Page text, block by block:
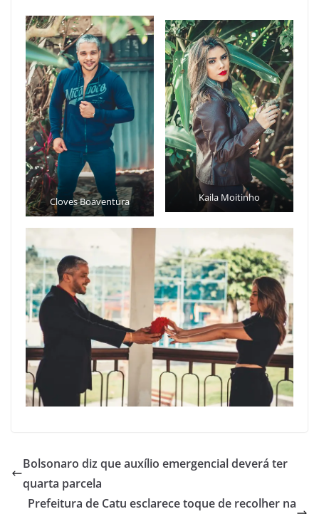
Cloves Boaventura Kaila Moitinho
Bolsonaro diz que auxílio emergencial deverá ter
quarta parcela
Prefeitura de Catu esclarece toque de recolher na